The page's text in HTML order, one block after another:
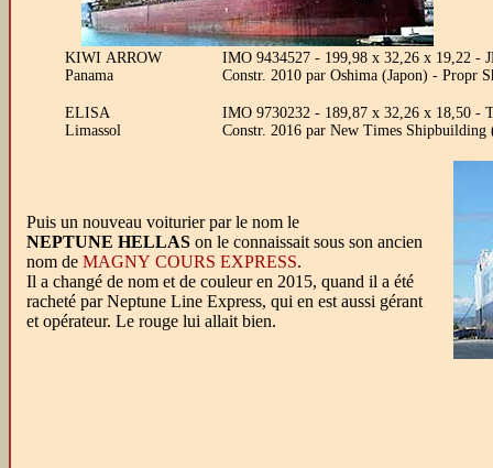
KIWI ARROW
Panama
IMO 9434527 - 199,98 x 32,26 x 19,22 -
Constr. 2010 par Oshima (Japon) - Propr
ELISA
Limassol
IMO 9730232 - 189,87 x 32,26 x 18,50 -
Constr. 2016 par New Times
Puis un nouveau voiturier par le nom le
NEPTUNE HELLAS on le connaissait sous son ancien
nom de MAGNY COURS EXPRESS.
Il a changé de nom et de couleur en 2015, quand il a été
racheté par Neptune Line Express, qui en est aussi gérant
et opérateur. Le rouge lui allait bien.